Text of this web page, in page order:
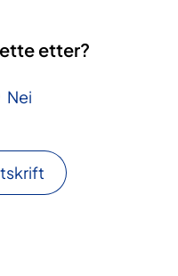
etter?
Nei